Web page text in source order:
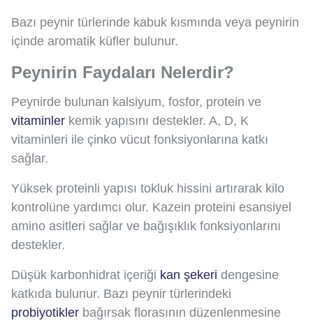
Bazı peynir türlerinde kabuk kısmında veya peynirin
içinde aromatik küfler bulunur.
Peynirin Faydaları Nelerdir?
Peynirde bulunan kalsiyum, fosfor, protein ve
vitaminler kemik yapısını destekler. A, D, K
vitaminleri ile çinko vücut fonksiyonlarına katkı
sağlar.
Yüksek proteinli yapısı tokluk hissini artırarak kilo
kontrolüne yardımcı olur. Kazein proteini esansiyel
amino asitleri sağlar ve bağışıklık fonksiyonlarını
destekler.
Düşük karbonhidrat içeriği kan şekeri dengesine
katkıda bulunur. Bazı peynir türlerindeki
probiyotikler bağırsak florasının düzenlenmesine